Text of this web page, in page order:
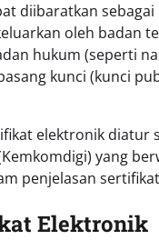
diibaratkan
oleh badan
hukum (seperti
kunci (kunci
elektronik diatur
yang
penjelasan
Elektronik